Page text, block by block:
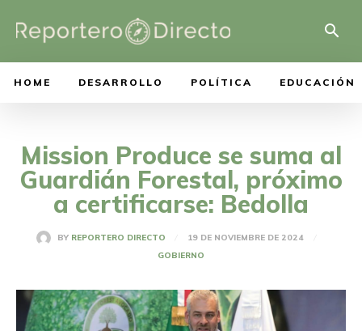
HOME DESARROLLO POLÍTICA EDUCACIÓN
Mission Produce se suma al
Guardián Forestal, próximo
a certificarse: Bedolla
BY REPORTERO DIRECTO
19 DE NOVIEMBRE DE 2024
GOBIERNO